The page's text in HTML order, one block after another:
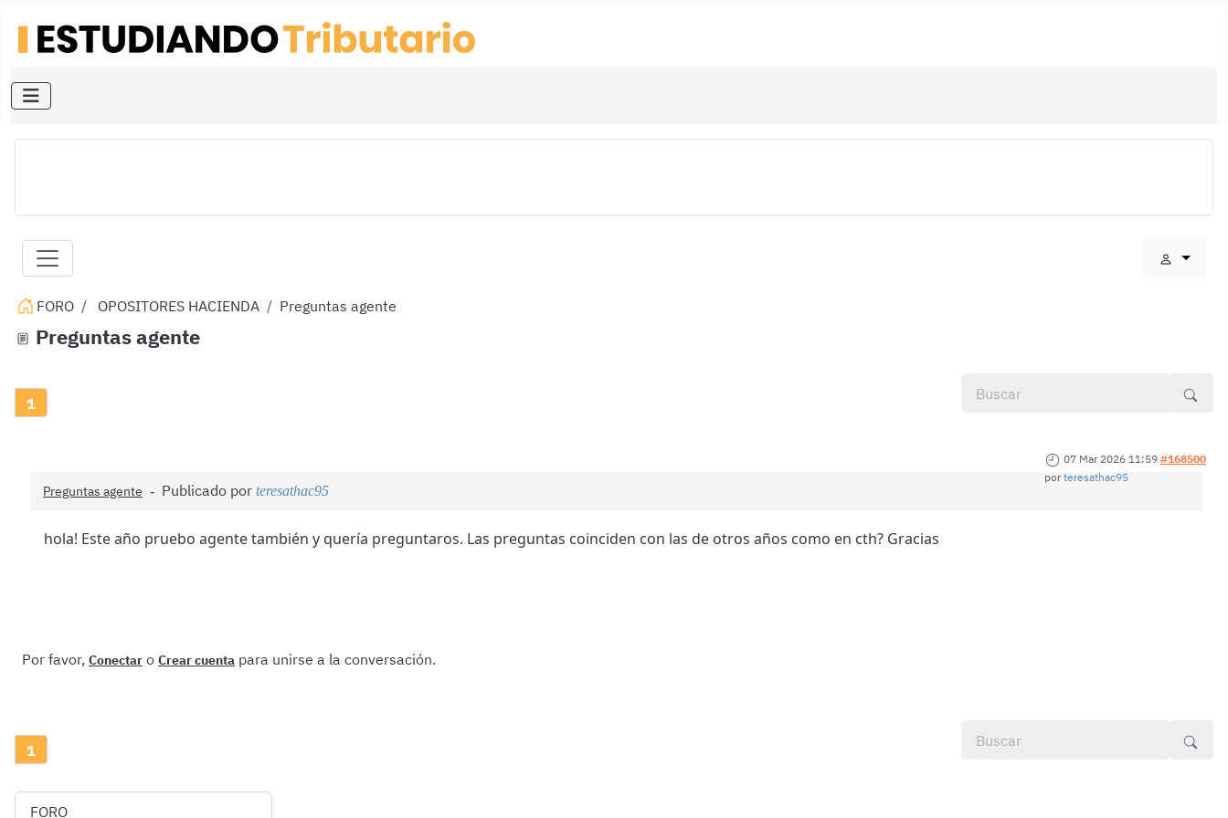
FORO OPOSITORES HACIENDA Preguntas agente
Preguntas agente
1
07 Mar 2026 11:59 #168500
porteresathac95
Preguntas agente Publicado por teresathac95
hola! Este año pruebo agente también y quería preguntaros. Las preguntas coinciden con las de otros años como en cth? Gracias
Por favor, Conectar o Crear cuenta para unirse a la conversación.
1